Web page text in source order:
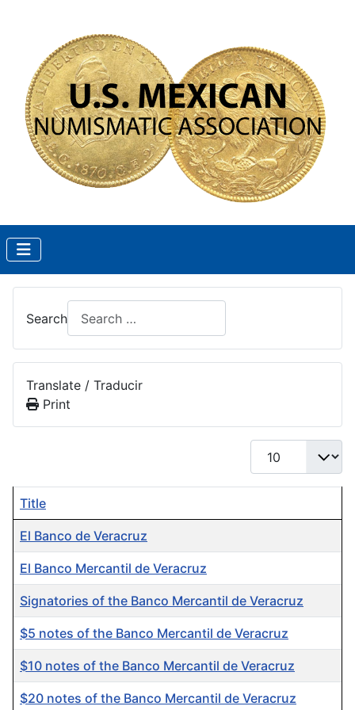
Search
Translate / Traducir
Print
Display #
Title
El Banco de Veracruz
El Banco Mercantil de Veracruz
Signatories of the Banco Mercantil de Veracruz
$5 notes of the Banco Mercantil de Veracruz
$10 notes of the Banco Mercantil de Veracruz
$20 notes of the Banco Mercantil de Veracruz